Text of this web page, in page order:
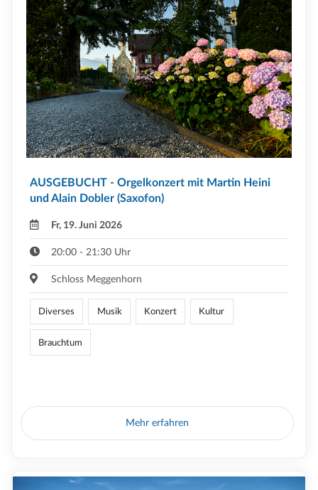
AUSGEBUCHT - Orgelkonzert mit Martin Heini
und Alain Dobler (Saxofon)
Fr, 19. Juni 2026
20:00 - 21:30 Uhr
Schloss Meggenhorn
Diverses Musik Konzert Kultur
Brauchtum
Mehr erfahren